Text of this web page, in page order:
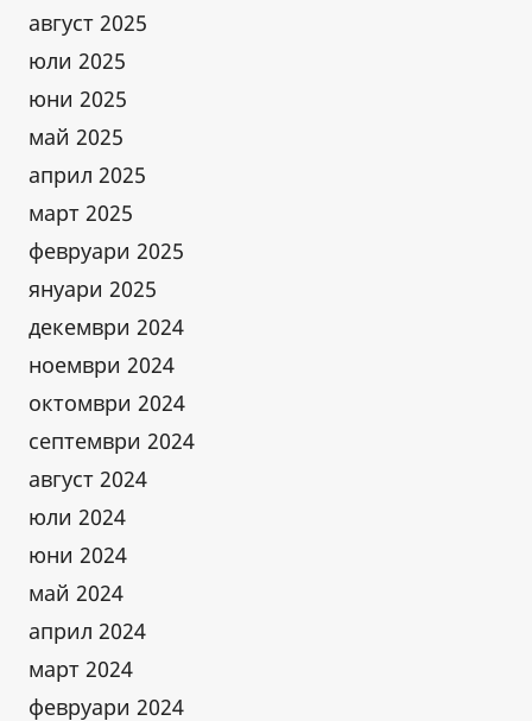
август 2025
юли 2025
юни 2025
май 2025
април 2025
март 2025
февруари 2025
януари 2025
декември 2024
ноември 2024
октомври 2024
септември 2024
август 2024
юли 2024
юни 2024
май 2024
април 2024
март 2024
февруари 2024